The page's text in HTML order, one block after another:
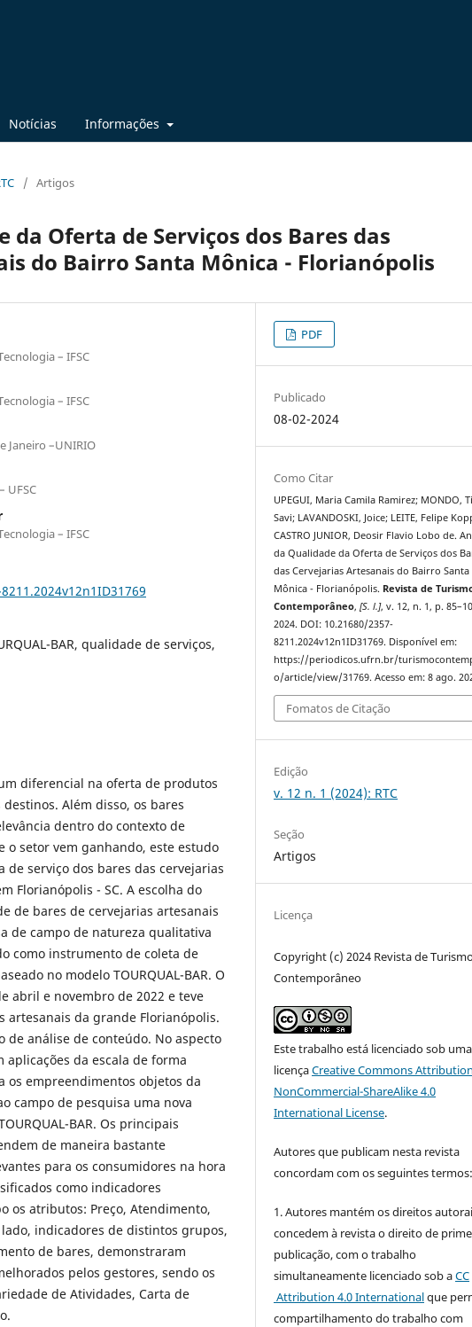
Notícias Informações
/ Artigos
da Oferta de Serviços dos Bares das
do Bairro Santa Mônica - Florianópolis
– IFSC
– IFSC
Janeiro –UNIRIO
UFSC
– IFSC
BAR, qualidade de serviços,
diferencial na oferta de produtos
Além disso, os bares
dentro do contexto de
setor vem ganhando, este estudo
serviço dos bares das cervejarias
Florianópolis - SC. A escolha do
de bares de cervejarias artesanais
de campo de natureza qualitativa
como instrumento de coleta de
no modelo TOURQUAL-BAR. O
abril e novembro de 2022 e teve
artesanais da grande Florianópolis.
de análise de conteúdo. No aspecto
da escala de forma
empreendimentos objetos da
campo de pesquisa uma nova
BAR. Os principais
de maneira bastante
para os consumidores na hora
como indicadores
os atributos: Preço, Atendimento,
indicadores de distintos grupos,
de bares, demonstraram
pelos gestores, sendo os
de Atividades, Carta de
PDF
Publicado
08-02-2024
Como Citar
UPEGUI, Maria Camila Ramirez; MONDO,
Savi; LAVANDOSKI, Joice; LEITE, Felipe
CASTRO JUNIOR, Deosir Flavio Lobo de.
da Qualidade da Oferta de Serviços dos
das Cervejarias Artesanais do Bairro Santa
Mônica - Florianópolis. Revista de
Contemporâneo,[S. l.], v. 12, n. 1, p.
2024. DOI: 10.21680/2357-
8211.2024v12n1ID31769. Disponível em:
https://periodicos.ufrn.br/
o/article/view/31769. Acesso em: 8 ago.
Fomatos de Citação
Edição
v. 12 n. 1 (2024): RTC
Seção
Artigos
Licença
Copyright (c) 2024 Revista de
Contemporâneo
Este trabalho está licenciado sob uma
licençaCreative Commons
NonCommercial-ShareAlike 4.0
International License.
Autores que publicam nesta revista
concordam com os seguintes
1. Autores mantém os direitos
concedem à revista o direito de
publicação, com o trabalho
simultaneamente licenciado sob aCC
Attribution 4.0 Internationalque
compartilhamento do trabalho com